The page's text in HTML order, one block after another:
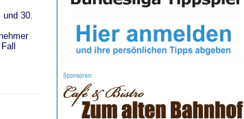
und 30.